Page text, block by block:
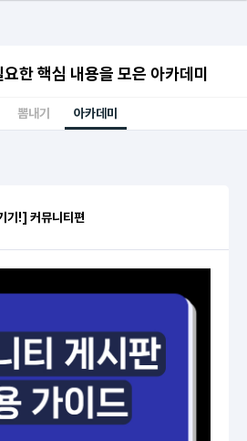
한 핵심 내용을 모은 아카데미
뽐내기 아카데미
기!] 커뮤니티편